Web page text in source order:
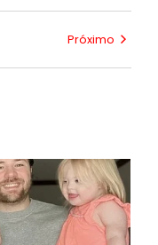
Próximo